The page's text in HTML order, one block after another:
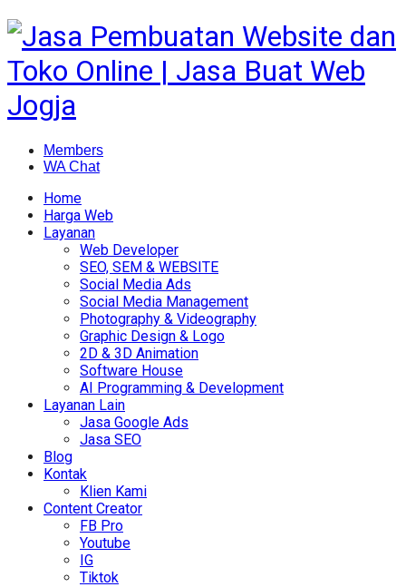
Members
WA Chat
Home
Harga Web
Layanan
Web Developer
SEO, SEM & WEBSITE
Social Media Ads
Social Media Management
Photography & Videography
Graphic Design & Logo
2D & 3D Animation
Software House
AI Programming & Development
Layanan Lain
Jasa Google Ads
Jasa SEO
Blog
Kontak
Klien Kami
Content Creator
FB Pro
Youtube
IG
Tiktok